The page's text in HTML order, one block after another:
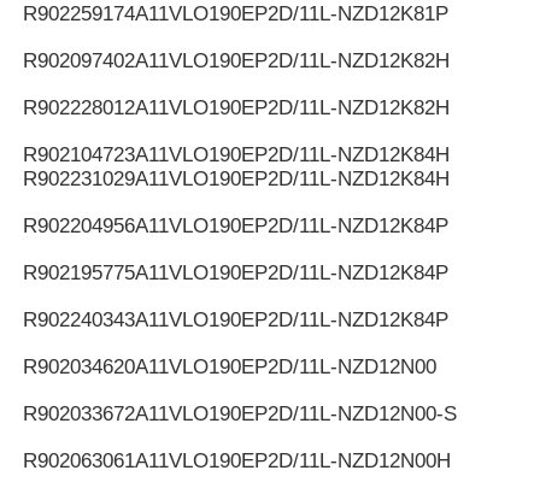
R902259174A11VLO190EP2D/11L-NZD12K81P
R902097402A11VLO190EP2D/11L-NZD12K82H
R902228012A11VLO190EP2D/11L-NZD12K82H
R902104723A11VLO190EP2D/11L-NZD12K84H
R902231029A11VLO190EP2D/11L-NZD12K84H
R902204956A11VLO190EP2D/11L-NZD12K84P
R902195775A11VLO190EP2D/11L-NZD12K84P
R902240343A11VLO190EP2D/11L-NZD12K84P
R902034620A11VLO190EP2D/11L-NZD12N00
R902033672A11VLO190EP2D/11L-NZD12N00-S
R902063061A11VLO190EP2D/11L-NZD12N00H